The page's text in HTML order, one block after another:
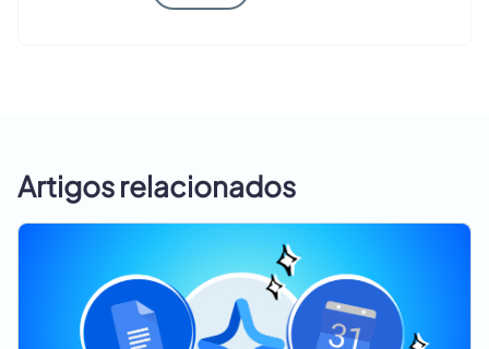
Artigos relacionados